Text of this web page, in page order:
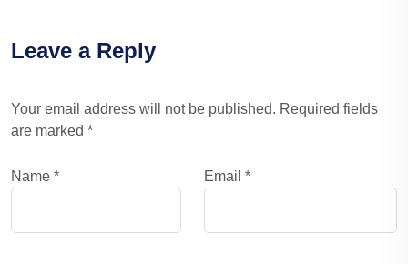
Leave a Reply
Your email address will not be published. Required fields
are marked *
Name * Email *